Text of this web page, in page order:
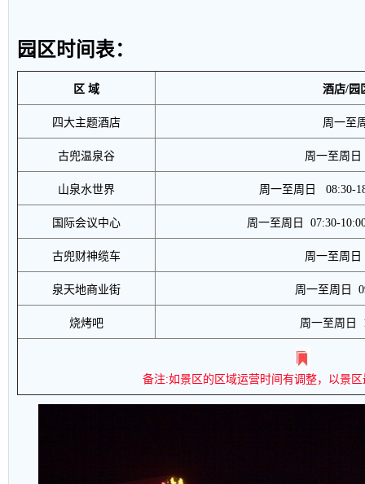
园区时间表：
区 域 酒店/园
四大主题酒店 周一至
古兜温泉谷 周一至周
山泉水世界 周一至周日 08:30-
国际会议中心 周一至周日 07:30-
古兜财神缆车 周一至周
泉天地商业街 周一至周日
烧烤吧 周一至周日
备注:如景区的区域运营时间有调整，以景